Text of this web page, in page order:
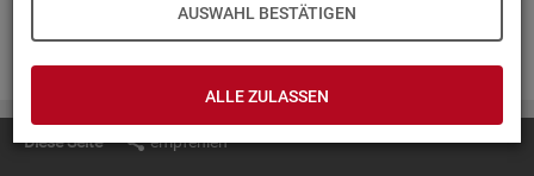
AUSWAHL BESTÄTIGEN
ALLE ZULASSEN
Kurz­in­for­ma­tio­nen zur Sta­tis­tik über ge­mel­de­te Ar­
beits­stel­len (PDF, 91KB)
Diese Seite empfehlen